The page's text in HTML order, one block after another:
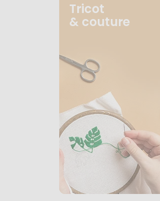
Tricot
& couture